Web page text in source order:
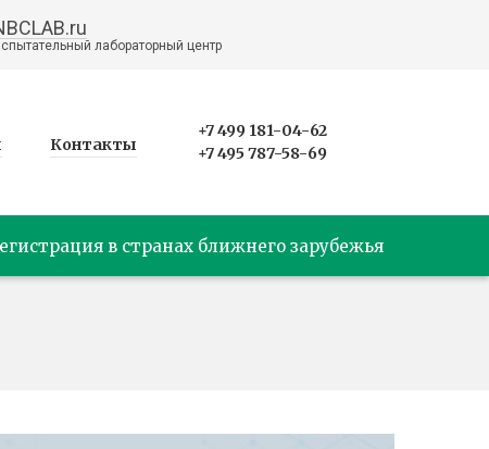
лабораторный центр
Контакты
+7 499 181-04-62
+7 495 787-58-69
в странах ближнего зарубежья